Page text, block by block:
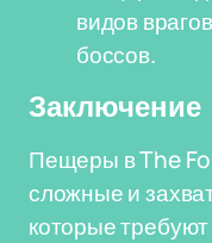
видов
боссов.
Заключение
Пещеры в The
сложные и
которые